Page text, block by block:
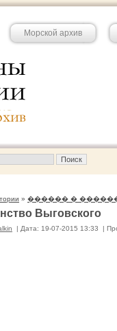
Морской архив
» ������ �
Выговского
| Дата: 19-07-2015 13:33 |